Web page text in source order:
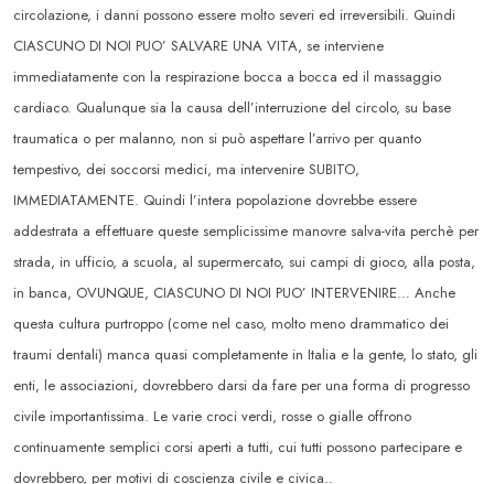
circolazione, i danni possono essere molto severi ed irreversibili. Quindi
CIASCUNO DI NOI PUO’ SALVARE UNA VITA, se interviene
immediatamente con la respirazione bocca a bocca ed il massaggio
cardiaco. Qualunque sia la causa dell’interruzione del circolo, su base
traumatica o per malanno, non si può aspettare l’arrivo per quanto
tempestivo, dei soccorsi medici, ma intervenire SUBITO,
IMMEDIATAMENTE. Quindi l’intera popolazione dovrebbe essere
addestrata a effettuare queste semplicissime manovre salva-vita perchè per
strada, in ufficio, a scuola, al supermercato, sui campi di gioco, alla posta,
in banca, OVUNQUE, CIASCUNO DI NOI PUO’ INTERVENIRE… Anche
questa cultura purtroppo (come nel caso, molto meno drammatico dei
traumi dentali) manca quasi completamente in Italia e la gente, lo stato, gli
enti, le associazioni, dovrebbero darsi da fare per una forma di progresso
civile importantissima. Le varie croci verdi, rosse o gialle offrono
continuamente semplici corsi aperti a tutti, cui tutti possono partecipare e
dovrebbero, per motivi di coscienza civile e civica..